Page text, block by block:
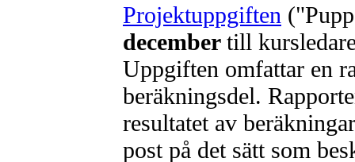
Projektuppgiften
december till
Uppgiften omfattar en
beräkningsdel.
resultatet av
post på det sätt som